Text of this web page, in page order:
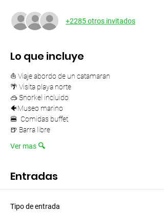
+2285 otros invitados
Lo que incluye
⛵ Viaje abordo de un catamaran
🌴 Visita playa norte
🥽 Snorkel incluido
🐠Museo marino
🍔  Comidas buffet
🍺 Barra libre
Ver mas 🔍
Entradas
Tipo de entrada